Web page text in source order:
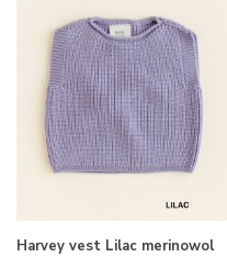
Harvey vest Lilac merinowol